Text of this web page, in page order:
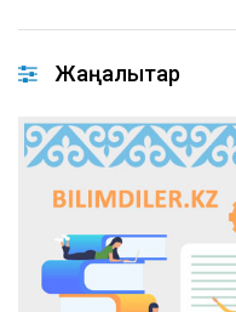
Жаңалықтар